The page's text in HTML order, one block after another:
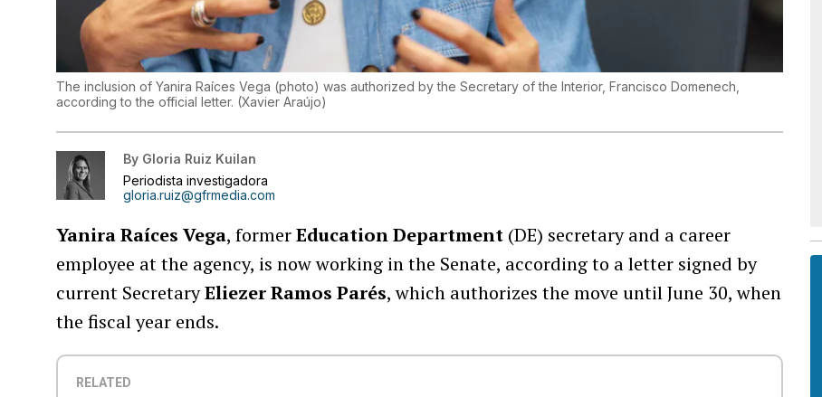
The inclusion of Yanira Raíces Vega (photo) was authorized by the Secretary of the Interior, Francisco Domenech,
according to the official letter. (Xavier Araújo)
By Gloria Ruiz Kuilan
Periodista investigadora
gloria.ruiz@gfrmedia.com
Yanira Raíces Vega, formerEducation Department (DE) secretary and a career
employee at the agency, is now working in the Senate, according to a letter signed by
current SecretaryEliezer Ramos Parés, which authorizes the move until June 30, when
the fiscal year ends.
RELATED